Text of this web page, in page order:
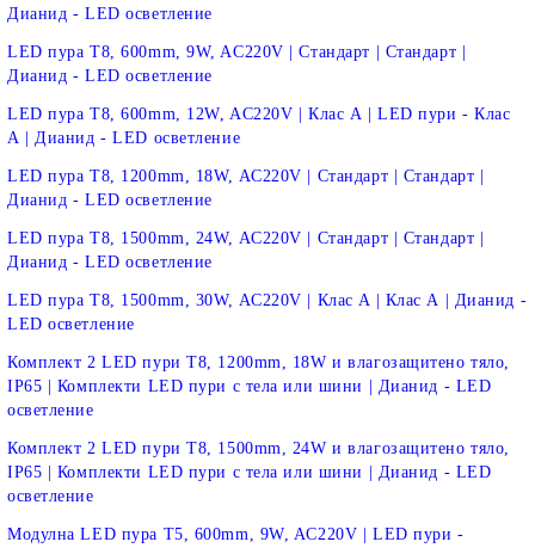
Дианид - LED осветление
LED пура T8, 600mm, 9W, AC220V | Стандарт | Стандарт |
Дианид - LED осветление
LED пура T8, 600mm, 12W, AC220V | Клас А | LED пури - Клас
А | Дианид - LED осветление
LED пура T8, 1200mm, 18W, AC220V | Стандарт | Стандарт |
Дианид - LED осветление
LED пура T8, 1500mm, 24W, AC220V | Стандарт | Стандарт |
Дианид - LED осветление
LED пура T8, 1500mm, 30W, AC220V | Клас A | Клас А | Дианид -
LED осветление
Комплект 2 LED пури T8, 1200mm, 18W и влагозащитено тяло,
IP65 | Комплекти LED пури с тела или шини | Дианид - LED
осветление
Комплект 2 LED пури T8, 1500mm, 24W и влагозащитено тяло,
IP65 | Комплекти LED пури с тела или шини | Дианид - LED
осветление
Модулна LED пура T5, 600mm, 9W, AC220V | LED пури -